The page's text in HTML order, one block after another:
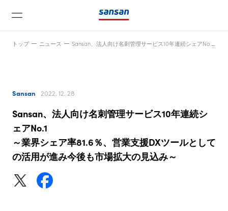
ニュース
サービス
テクノロジー
トップ ニュース
Sansan 2022. 12. 28
Sansan、法人向け名刺管理サービス10年連続シ
ェアNo.1
～業界シェア率81.6％、営業支援DXツールとして
の活用が進み今後も市場拡大の見込み～